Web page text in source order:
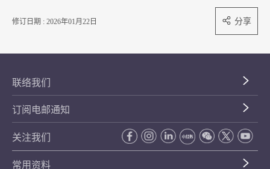
修订日期 : 2026年01月22日 分享
联络我们
订阅电邮通知
关注我们
常用资料